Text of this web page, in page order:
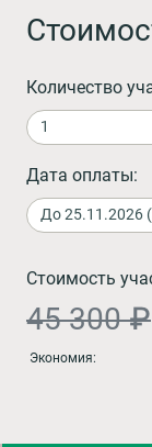
Количество
Дата оплаты:
Стоимость
45 300 ₽
Экономия: